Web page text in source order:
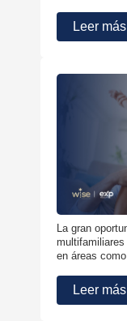
Leer más
La gran
en áreas
Leer más